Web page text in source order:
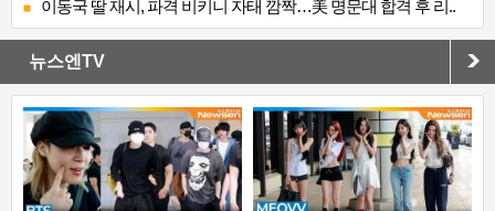
이동국 딸 재시, 파격 비키니 자태 깜짝…美 명문대 합격 후 리..
뉴스엔TV